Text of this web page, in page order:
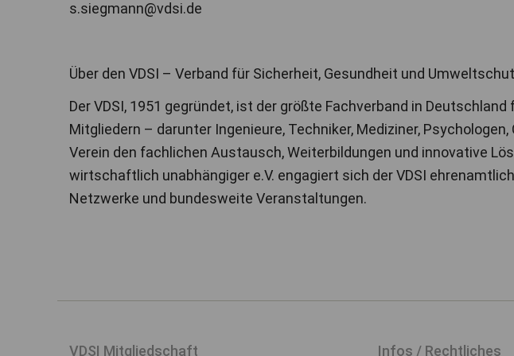
s.siegmann@vdsi.de
Über den VDSI – Verband für Sicherheit, Gesundheit und
Der VDSI, 1951 gegründet, ist der größte Fachverband in
Mitgliedern – darunter Ingenieure, Techniker, Mediziner,
Verein den fachlichen Austausch, Weiterbildungen und innovative
wirtschaftlich unabhängiger e.V. engagiert sich der VDSI
Netzwerke und bundesweite Veranstaltungen.
VDSI Mitgliedschaft Infos / Rechtliches